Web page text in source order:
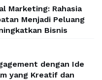
Marketing: Rahasia
Menjadi Peluang
Bisnis
dengan Ide
yang Kreatif dan